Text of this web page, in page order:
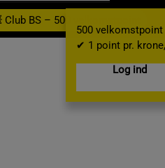
500
✔ 1 point pr.
Log ind
Club BS – 500 velkomstpoint